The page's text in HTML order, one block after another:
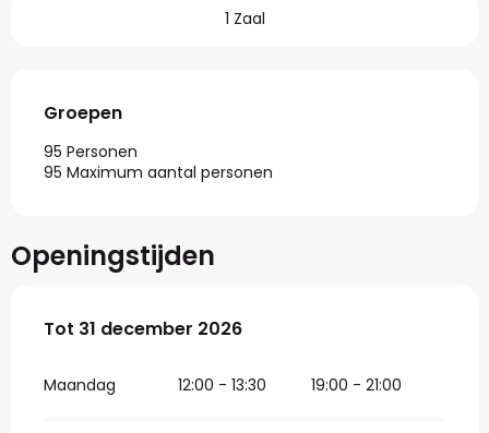
1 Zaal
Groepen
Groepen
95 Personen
95 Maximum aantal personen
Openingstijden
Vanaf 5 januari 2026tot
Tot 31 december 2026
Maandag 12:00 - 13:30 19:00 - 21:00